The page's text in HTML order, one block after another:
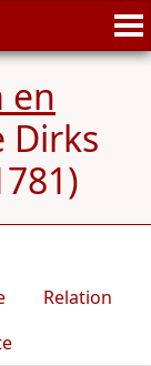
en
Dirks
Relation